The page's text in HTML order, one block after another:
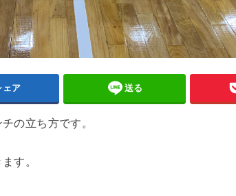
ェア 送る
の立ち方です。
す。